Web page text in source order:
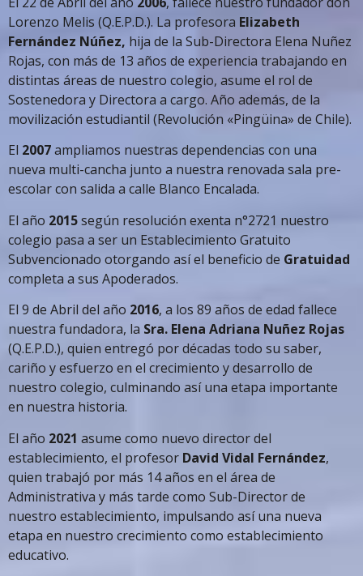
Lorenzo Melis (Q.E.P.D.). La profesora Elizabeth
Fernández Núñez, hija de la Sub-Directora Elena Nuñez
Rojas, con más de 13 años de experiencia trabajando en
distintas áreas de nuestro colegio, asume el rol de
Sostenedora y Directora a cargo. Año además, de la
movilización estudiantil (Revolución «Pingüina» de Chile).
El 2007ampliamos nuestras dependencias con una
nueva multi-cancha junto a nuestra renovada sala pre-
escolar con salida a calle Blanco Encalada.
El año 2015según resolución exenta n°2721 nuestro
colegio pasa a ser un Establecimiento Gratuito
Subvencionado otorgando así el beneficio de Gratuidad
completa a sus Apoderados.
El 9 de Abril del año 2016, a los 89 años de edad fallece
nuestra fundadora, la Sra. Elena Adriana Nuñez Rojas
(Q.E.P.D.), quien entregó por décadas todo su saber,
cariño y esfuerzo en el crecimiento y desarrollo de
nuestro colegio, culminando así una etapa importante
en nuestra historia.
El año 2021 asume como nuevo director del
establecimiento, el profesor David Vidal Fernández,
quien trabajó por más 14 años en el área de
Administrativa y más tarde como Sub-Director de
nuestro establecimiento, impulsando así una nueva
etapa en nuestro crecimiento como establecimiento
educativo.